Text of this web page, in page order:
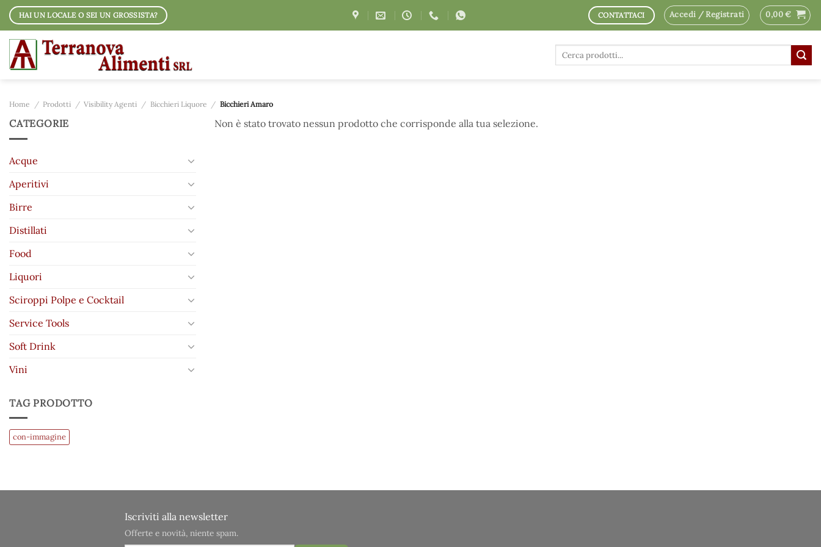
Salta
contenuti
HAI UN LOCALE O SEI UN GROSSISTA? CONTATTACI Accedi / Registrati 0,00€
Cerca:
Home / Prodotti / Visibility Agenti / Bicchieri Liquore / Bicchieri Amaro
CATEGORIE
Acque
Aperitivi
Birre
Distillati
Food
Liquori
Sciroppi Polpe e Cocktail
Service Tools
Soft Drink
Vini
TAG PRODOTTO
con-immagine
Non è stato trovato nessun prodotto che corrisponde alla tua selezione.
Iscriviti alla newsletter
Offerte e novità, niente spam.